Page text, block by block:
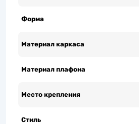
Форма
Материал каркаса
Материал плафона
Место крепления
Стиль